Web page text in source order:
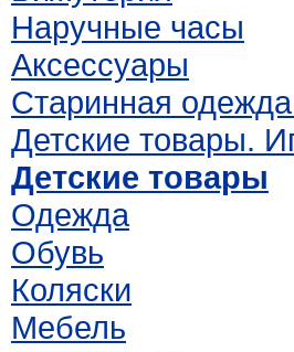
Наручные часы
Аксессуары
Старинная
Детские товары.
Детские товары
Одежда
Обувь
Коляски
Мебель